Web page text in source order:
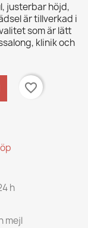
justerbar höjd,
är tillverkad i
som är lätt
klinik och
favorite_border
h
mejl